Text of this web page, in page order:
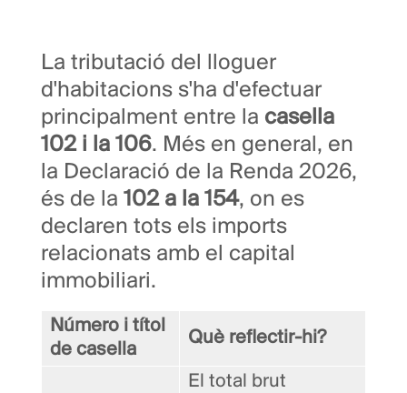
La tributació del lloguer
d'habitacions s'ha d'efectuar
principalment entre la casella
102 i la 106. Més en general, en
la Declaració de la Renda 2026,
és de la 102 a la 154, on es
declaren tots els imports
relacionats amb el capital
immobiliari.
Número i títol
de casella
Què reflectir-hi?
El total brut